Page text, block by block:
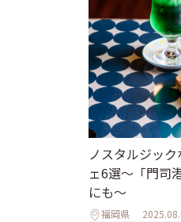
ノスタルジッ
ェ6選〜「門司
にも〜
福岡県